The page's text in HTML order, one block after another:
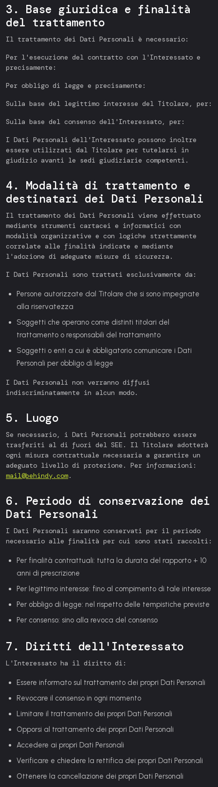
3. Base giuridica e finalità
del trattamento
Il trattamento dei Dati Personali è necessario:
Per l'esecuzione del contratto con l'Interessato e
precisamente:
Per obbligo di legge e precisamente:
Sulla base del legittimo interesse del Titolare, per:
Sulla base del consenso dell'Interessato, per:
I Dati Personali dell'Interessato possono inoltre
essere utilizzati dal Titolare per tutelarsi in
giudizio avanti le sedi giudiziarie competenti.
4. Modalità di trattamento e
destinatari dei Dati Personali
Il trattamento dei Dati Personali viene effettuato
mediante strumenti cartacei e informatici con
modalità organizzative e con logiche strettamente
correlate alle finalità indicate e mediante
l'adozione di adeguate misure di sicurezza.
I Dati Personali sono trattati esclusivamente da:
Persone autorizzate dal Titolare che si sono impegnate
alla riservatezza
Soggetti che operano come distinti titolari del
trattamento o responsabili del trattamento
Soggetti o enti a cui è obbligatorio comunicare i Dati
Personali per obbligo di legge
I Dati Personali non verranno diffusi
indiscriminatamente in alcun modo.
5. Luogo
Se necessario, i Dati Personali potrebbero essere
trasferiti al di fuori del SEE. Il Titolare adotterà
ogni misura contrattuale necessaria a garantire un
adeguato livello di protezione. Per informazioni:
mail@behindy.com.
6. Periodo di conservazione dei
Dati Personali
I Dati Personali saranno conservati per il periodo
necessario alle finalità per cui sono stati raccolti:
Per finalità contrattuali: tutta la durata del rapporto + 10
anni di prescrizione
Per legittimo interesse: fino al compimento di tale interesse
Per obbligo di legge: nel rispetto delle tempistiche previste
Per consenso: sino alla revoca del consenso
7. Diritti dell'Interessato
L'Interessato ha il diritto di:
Essere informato sul trattamento dei propri Dati Personali
Revocare il consenso in ogni momento
Limitare il trattamento dei propri Dati Personali
Opporsi al trattamento dei propri Dati Personali
Accedere ai propri Dati Personali
Verificare e chiedere la rettifica dei propri Dati Personali
Ottenere la cancellazione dei propri Dati Personali